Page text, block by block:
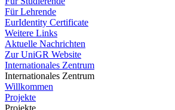
Für Lehrende
EurIdentity Certificate
Weitere Links
Aktuelle Nachrichten
Zur UniGR Website
Internationales Zentrum
Internationales Zentrum
Willkommen
Projekte
Projekte